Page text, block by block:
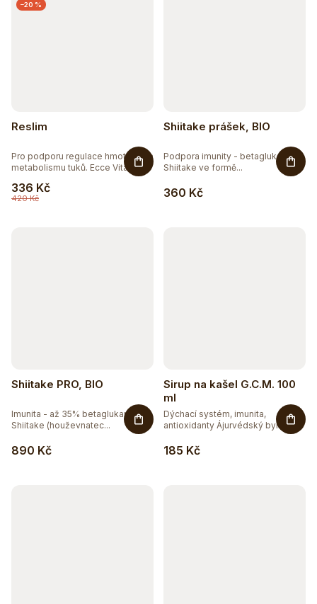
–20 %
Reslim
420 Kč
336 Kč
Pro podporu regulace hmotnosti a
metabolismu tuků. Ecce Vita...
Shiitake prášek, BIO
360 Kč
Podpora imunity - betaglukany.
Shiitake ve formě...
Shiitake PRO, BIO
890 Kč
Imunita - až 35% betaglukanů.
Shiitake (houževnatec...
Sirup na kašel G.C.M. 100
ml
185 Kč
Dýchací systém, imunita,
antioxidanty Ájurvédský bylinný...